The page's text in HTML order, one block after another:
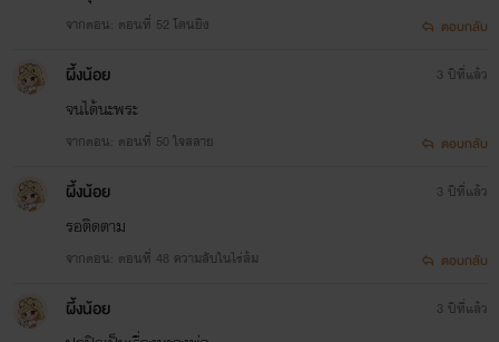
จากตอน: ตอนที่ 52 โดนยิง ตอบกลับ
ผึ้งน้อย
จนได้นะพระ
จากตอน: ตอนที่ 50 ใจสลาย
3 ปีที่แล้ว
ตอบกลับ
ผึ้งน้อย
รอติดตาม
จากตอน: ตอนที่ 48 ความลับในไร่ส้ม
3 ปีที่แล้ว
ตอบกลับ
ผึ้งน้อย 3 ปีที่แล้ว